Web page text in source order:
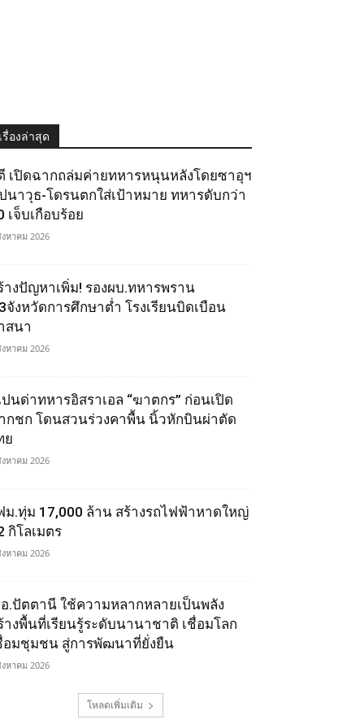
เรื่องล่าสุด
เปิดฉากถล่มค่ายทหารหนุนหลังโดยซาอุฯ
นาวุธ-โดรนตกใส่เป้าหมาย ทหารดับกว่า
เจ็บเกือบร้อย
หาคม 2026
างปัญหาเพิ่ม! รองผบ.ทหารพราน
จังหวัดการศึกษาต่ำ โรงเรียนบิดเบือน
สนา
หาคม 2026
ปนด่าทหารอิสราเอล “ฆาตกร” ก่อนเปิด
กชก โดนสวนร่วงคาพื้น นิ้วหักบินผ่าตัด
ย
หาคม 2026
ม.ทุ่ม 17,000 ล้าน สร้างรถไฟฟ้าหาดใหญ่
กิโลเมตร
หาคม 2026
.ปัตตานี ใช้ความหลากหลายเป็นพลัง
างพื้นที่เรียนรู้ระดับนานาชาติ เชื่อมโลก
อมชุมชน สู่การพัฒนาที่ยั่งยืน
หาคม 2026
โหลดเพิ่มเติม